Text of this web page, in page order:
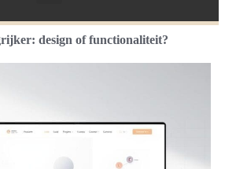
design of functionaliteit?